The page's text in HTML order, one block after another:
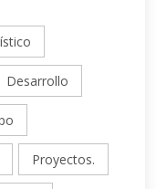
Desarrollo
Proyectos.